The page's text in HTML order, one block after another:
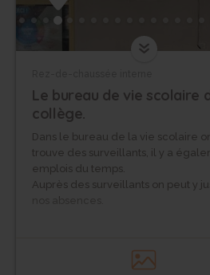
Le bureau de vie scolaire
collège.
Dans le bureau de la vie scolaire
trouve des surveillants, il y a
emplois du temps.
Auprès des surveillants on peut y